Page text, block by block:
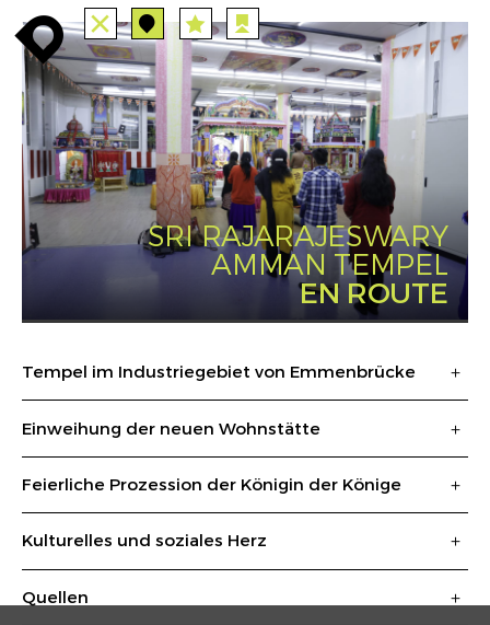
enroute enroute TOUTES station STATIONS
route PARCOURS event EVENTS agenda FILTRE
enroute INFO
close station angebote anreise
SRI RAJARAJESWARY
AMMAN TEMPEL
EN ROUTE
Tempel im Industriegebiet von Emmenbrücke
Einweihung der neuen Wohnstätte
Feierliche Prozession der Königin der Könige
Kulturelles und soziales Herz
Quellen